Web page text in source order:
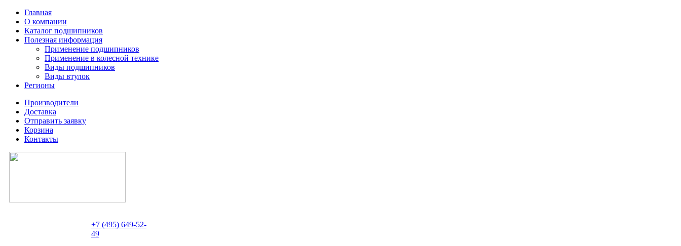
Главная
О компании
Каталог подшипников
Полезная информация
Применение подшипников
Применение в колесной технике
Виды подшипников
Виды втулок
Регионы
Производители
Доставка
Отправить заявку
Корзина
Контакты
+7 (495) 649-52-
49